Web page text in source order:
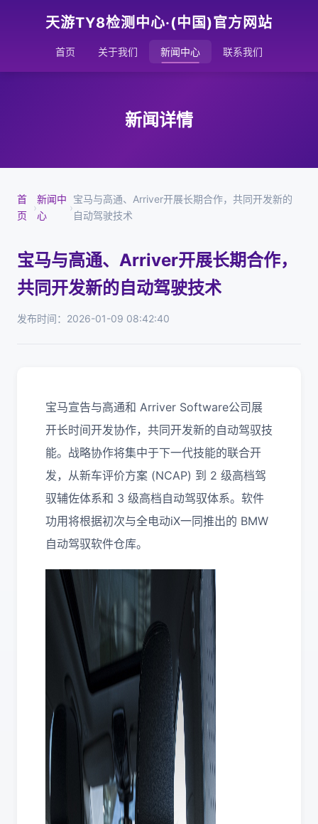
天游TY8检测中心·(中国)官方网站
首页 关于我们 新闻中心 联系我们
新闻详情
首
页
›
新闻中
心
›
宝马与高通、Arriver开展长期合作，共同开发新的
自动驾驶技术
宝马与高通、Arriver开展长期合作，
共同开发新的自动驾驶技术
发布时间：2026-01-09 08:42:40
宝马宣告与高通和 Arriver Software公司展
开长时间开发协作，共同开发新的自动驾驭技
能。战略协作将集中于下一代技能的联合开
发，从新车评价方案 (NCAP) 到 2 级高档驾
驭辅佐体系和 3 级高档自动驾驭体系。软件
功用将根据初次与全电动iX一同推出的 BMW
自动驾驭软件仓库。